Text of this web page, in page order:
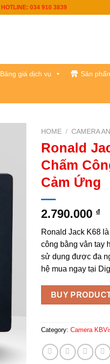
HOTLINE: 034 910 3839
Bảng giá dịch vụ Sản
HOME / CAMERA
Ronald
Chấm
Cảm Ứng
2.790.000 ₫
Ronald Jack K68
công bằng vân tay
sử dụng được đa
hệ mua ngay tại
BUY
Category: Camera